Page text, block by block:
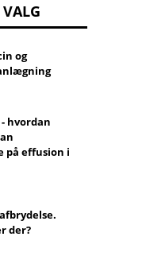
og
hvordan
på effusion i
der?